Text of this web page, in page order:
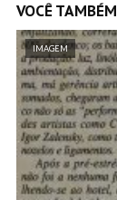
VOCÊ
IMAGEM